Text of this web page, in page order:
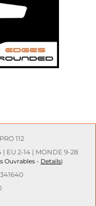
112
| EU 2-14 | MONDE 9-28
Ouvrables - Details)